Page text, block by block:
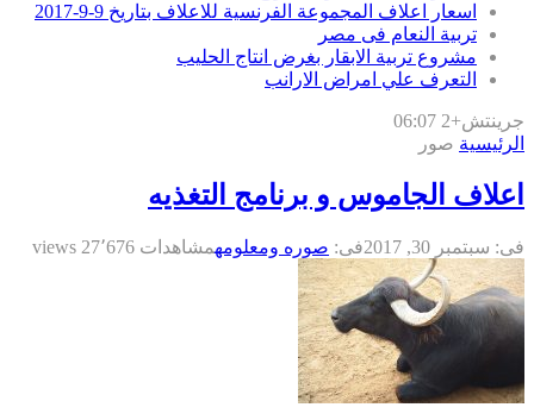
اسعار اعلاف المجموعة الفرنسية للاعلاف بتاريخ 9-9-2017
تربية النعام فى مصر
مشروع تربية الابقار بغرض انتاج الحليب
التعرف علي امراض الارانب
جرينتش+2 06:07
الرئيسية صور
اعلاف الجاموس و برنامج التغذيه
فى: سبتمبر 30, 2017 فى: صوره ومعلومهمشاهدات 27٬676 views